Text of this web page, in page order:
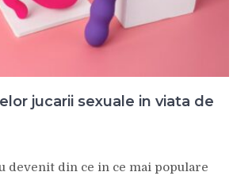
jucarii sexuale in viata de
devenit din ce in ce mai populare